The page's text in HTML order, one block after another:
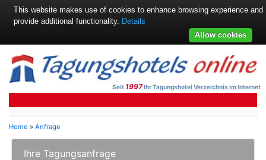
Seit 1997Ihr Tagungshotel Verzeichnis im Internet
Home » Anfrage
Ihre Tagungsanfrage
This website makes use of cookies to enhance browsing experience and
provide additional functionality. Details
Allow cookies